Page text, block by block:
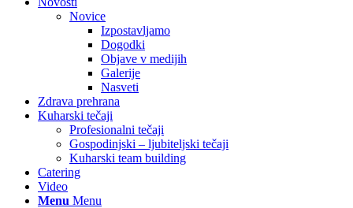
Novice
Izpostavljamo
Dogodki
Objave v medijih
Galerije
Nasveti
Zdrava prehrana
Kuharski tečaji
Profesionalni tečaji
Gospodinjski – ljubiteljski tečaji
Kuharski team building
Catering
Video
Menu Menu